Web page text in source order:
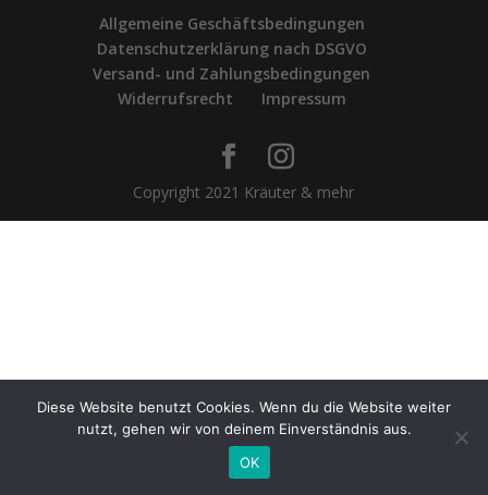
Allgemeine Geschäftsbedingungen
Datenschutzerklärung nach DSGVO
Versand- und Zahlungsbedingungen
Widerrufsrecht
Impressum
Copyright 2021 Kräuter & mehr
Diese Website benutzt Cookies. Wenn du die Website weiter
nutzt, gehen wir von deinem Einverständnis aus.
OK